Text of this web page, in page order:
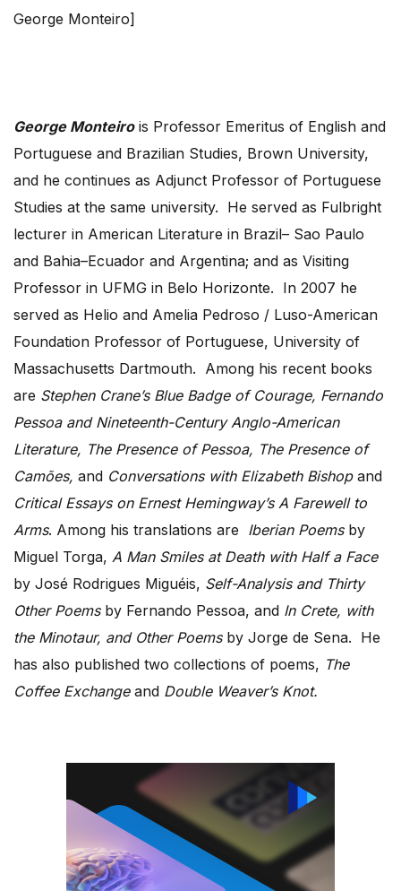
George Monteiro]
George Monteirois Professor Emeritus of English and
Portuguese and Brazilian Studies, Brown University,
and he continues as Adjunct Professor of Portuguese
Studies at the same university. He served as Fulbright
lecturer in American Literature in Brazil– Sao Paulo
and Bahia–Ecuador and Argentina; and as Visiting
Professor in UFMG in Belo Horizonte. In 2007 he
served as Helio and Amelia Pedroso / Luso-American
Foundation Professor of Portuguese, University of
Massachusetts Dartmouth. Among his recent books
are Stephen Crane’s Blue Badge of Courage, Fernando
Pessoa and Nineteenth-Century Anglo-American
Literature, The Presence of Pessoa, The Presence of
Camões, and Conversations with Elizabeth Bishopand
Critical Essays on Ernest Hemingway’s A Farewell to
Arms. Among his translations are Iberian Poemsby
Miguel Torga, A Man Smiles at Death with Half a Face
by José Rodrigues Miguéis, Self-Analysis and Thirty
Other Poemsby Fernando Pessoa, and In Crete, with
the Minotaur, and Other Poemsby Jorge de Sena. He
has also published two collections of poems, The
Coffee Exchangeand Double Weaver’s Knot.